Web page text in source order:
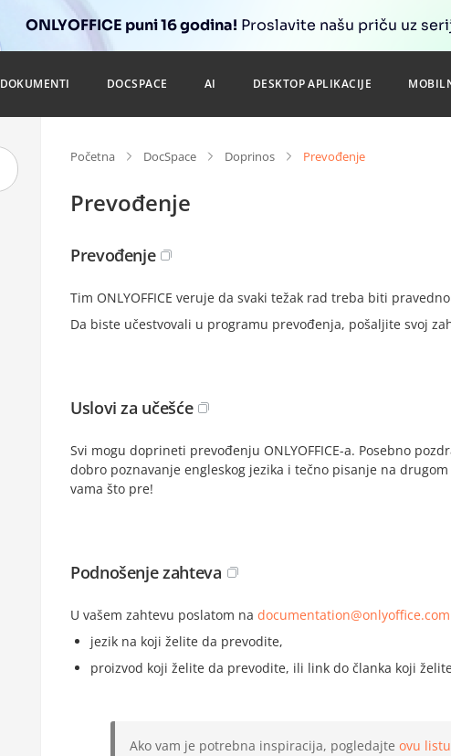
ONLYOFFICE puni 16 godina! Proslavite našu priču uz
DOKUMENTI DOCSPACE AI DESKTOP APLIKACIJE
Početna DocSpace Doprinos Prevođenje
Prevođenje
Prevođenje
Tim ONLYOFFICE veruje da svaki težak rad treba biti
Da biste učestvovali u programu prevođenja, pošaljite svoj
Uslovi za učešće
Svi mogu doprineti prevođenju ONLYOFFICE-a. Posebno
dobro poznavanje engleskog jezika i tečno pisanje na
vama što pre!
Podnošenje zahteva
U vašem zahtevu poslatom na documentation@onlyoffice.com
jezik na koji želite da prevodite,
proizvod koji želite da prevodite, ili link do članka koji
Ako vam je potrebna inspiracija, pogledajte ovu